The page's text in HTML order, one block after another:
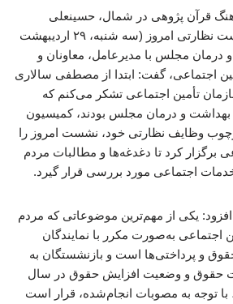
قرآن پژوهی در شمال، حسینعلی
شهریاری در تشریح نشست نظارتی امروز (سه شنبه، ۲۹ اردیبهشت
مجلس با مدیرعامل، معاونان و
اجتماعی، گفت: ابتدا از مصطفی سالاری
تأمین اجتماعی تشکر می‌کنم که
بهداشت و درمان مجلس بودند، کمیسیون
وظایف نظارتی خود، نشست امروز را
برگزار کرد تا دغدغه‌ها و مطالبات مردم
اجتماعی مورد بررسی قرار گیرد.
یکی از مهم‌ترین موضوعاتی که مردم
اجتماعی به‌صورت مکرر با نمایندگان
و پرداختی‌ها است و بازنشستگان به‌
حقوق و وضعیت افزایش حقوق در سال
توجه به مصوبات انجام‌شده، قرار است